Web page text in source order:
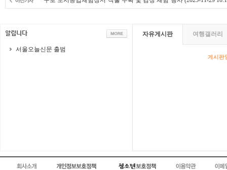
서울오늘신문 출범
자유게시판 여행갤러리
게시판